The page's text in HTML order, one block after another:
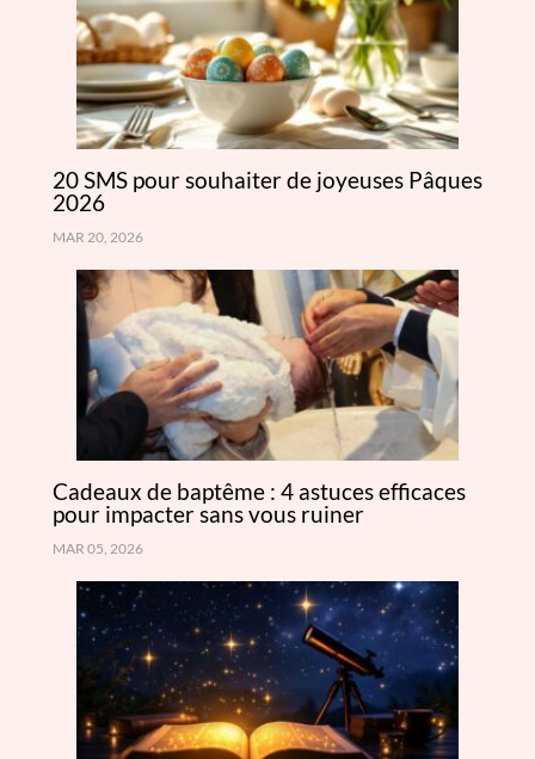
20 SMS pour souhaiter de joyeuses Pâques
2026
MAR 20, 2026
Cadeaux de baptême : 4 astuces efficaces
pour impacter sans vous ruiner
MAR 05, 2026